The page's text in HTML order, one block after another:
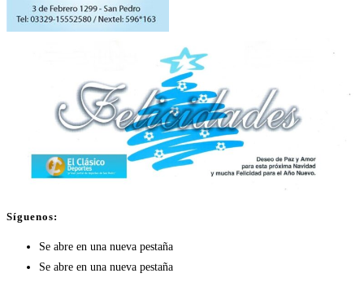
Síguenos:
Se abre en una nueva pestaña
Se abre en una nueva pestaña